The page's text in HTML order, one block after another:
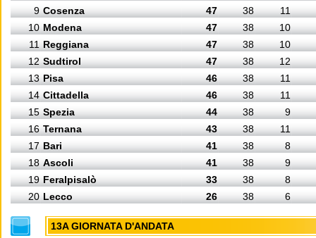
9 Cosenza 47 38
11
10 Modena 47 38
10
11 Reggiana 47 38
10
12 Sudtirol 47 38
12
13 Pisa 46 38
11
14 Cittadella 46 38
11
15 Spezia 44 38
9
16 Ternana 43 38
11
17 Bari 41 38
8
18 Ascoli 41 38
9
19 Feralpisalò 33 38
8
20 Lecco 26 38 6
13A GIORNATA D'ANDATA